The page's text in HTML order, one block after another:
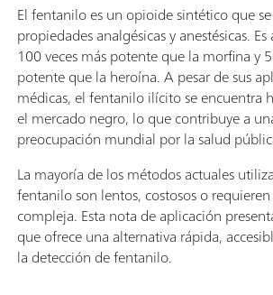
El fentanilo es un opioide sintético que
propiedades analgésicas y anestésicas.
100 veces más potente que la morfina y
potente que la heroína. A pesar de sus
médicas, el fentanilo ilícito se encuentra
el mercado negro, lo que contribuye a
preocupación mundial por la salud
La mayoría de los métodos actuales
fentanilo son lentos, costosos o
compleja. Esta nota de aplicación
que ofrece una alternativa rápida,
la detección de fentanilo.